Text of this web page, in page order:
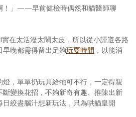
！」——早前健檢時偶然和貓醫師聊
在太活潑太鬧太皮，所以從小謹遵各路
晚都需得留出足夠玩耍時間 ，以能消
燈，單單扔玩具給牠可不行，一定得親
變換花招，不夠新奇有趣、推陳出新
絞盡腦汁想新玩法，只為哄貓皇開